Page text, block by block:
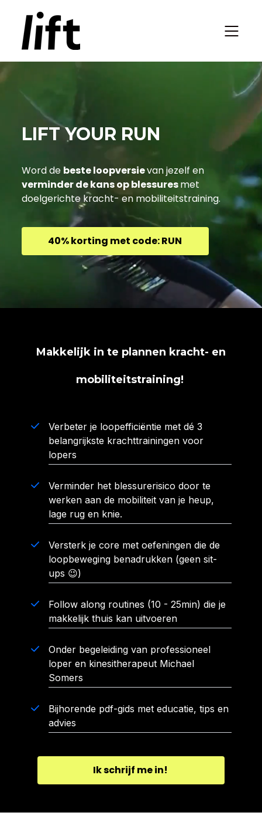
LIFT YOUR RUN
Word de beste loopversievan jezelf en
verminder de kans op blessuresmet
doelgerichte kracht- en mobiliteitstraining.
40% korting met code: RUN
Makkelijk in te plannen kracht- en
mobiliteitstraining!
Verbeter je loopefficiëntie met dé 3
belangrijkste krachttrainingen voor
lopers
Verminder het blessurerisico door te
werken aan de mobiliteit van je heup,
lage rug en knie.
Versterk je core met oefeningen die de
loopbeweging benadrukken (geen sit-
ups 😉)
Follow along routines (10 - 25min) die je
makkelijk thuis kan uitvoeren
Onder begeleiding van professioneel
loper en kinesitherapeut Michael
Somers
Bijhorende pdf-gids met educatie, tips en
advies
Ik schrijf me in!